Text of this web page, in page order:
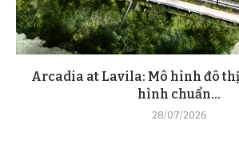
Arcadia at Lavila: Mô hình đô
hình chuẩn...
28/07/2026